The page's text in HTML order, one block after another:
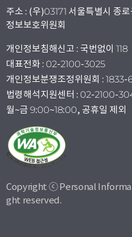
주소 : (우)03171 서울특별시 종
정보보호위원회
개인정보침해신고 : 국번없이 118
대표전화 : 02-2100-3025
개인정보분쟁조정위원회 :
법령해석지원센터 : 02-2100-
월~금 9:00~18:00, 공휴일 제외
Copyright ⓒ Personal
ght reserved.